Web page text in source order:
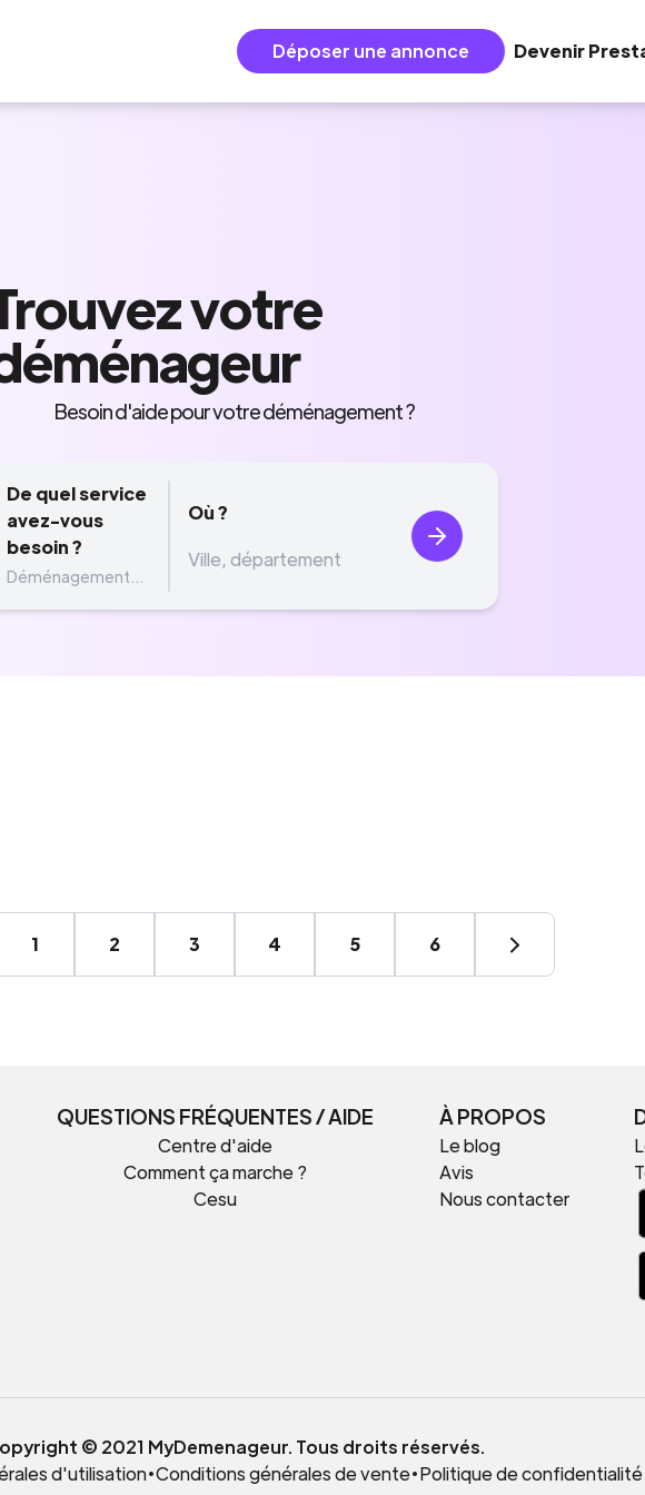
Déposer une annonce Devenir
votre
Besoin d'aide pour votre déménagement ?
De quel service
avez-vous
besoin ?
Déménagement...
Où ?
1 2 3 4 5 6
QUESTIONS FRÉQUENTES / AIDE
Centre d'aide
Comment ça marche ?
Cesu
À PROPOS
Le blog
Avis
Nous contacter
© 2021 MyDemenageur. Tous droits réservés.
d'utilisation•Conditions générales de vente•Politique de confidentialité